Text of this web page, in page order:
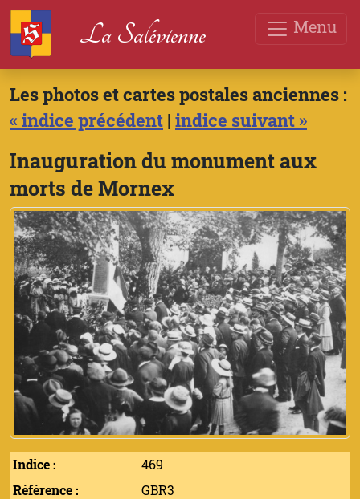
Menu
La Salévienne
Les photos et cartes postales anciennes :
« indice précédent | indice suivant »
Inauguration du monument aux
morts de Mornex
Indice :
469
Référence :
GBR3